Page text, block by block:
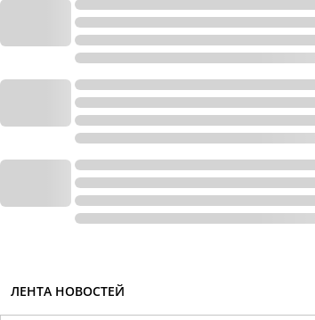
ЛЕНТА НОВОСТЕЙ